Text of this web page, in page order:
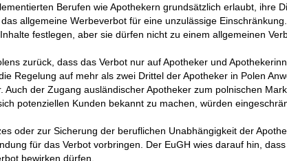
Berufen wie Apothekern grundsätzlich erlaubt, ihre
allgemeine Werbeverbot für eine unzulässige
festlegen, aber sie dürfen nicht zu einem allgemeinen
zurück, dass das Verbot nur auf Apotheker und
Regelung auf mehr als zwei Drittel der Apotheker in Polen
Auch der Zugang ausländischer Apotheker zum polnischen
potenziellen Kunden bekannt zu machen, würden
oder zur Sicherung der beruflichen Unabhängigkeit der
für das Verbot vorbringen. Der EuGH wies darauf hin,
bewirken dürfen.